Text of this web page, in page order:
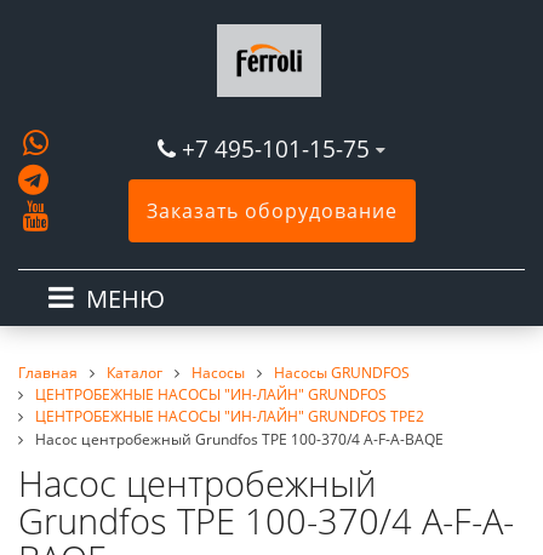
+7 495-101-15-75
Заказать оборудование
МЕНЮ
Главная Каталог Насосы
Насосы GRUNDFOS
ЦЕНТРОБЕЖНЫЕ НАСОСЫ "ИН-ЛАЙН" GRUNDFOS
ЦЕНТРОБЕЖНЫЕ НАСОСЫ "ИН-ЛАЙН" GRUNDFOS TPE2
Насос центробежный Grundfos TPE 100-370/4 A-F-A-BAQE
Насос центробежный
Grundfos TPE 100-370/4 A-F-A-